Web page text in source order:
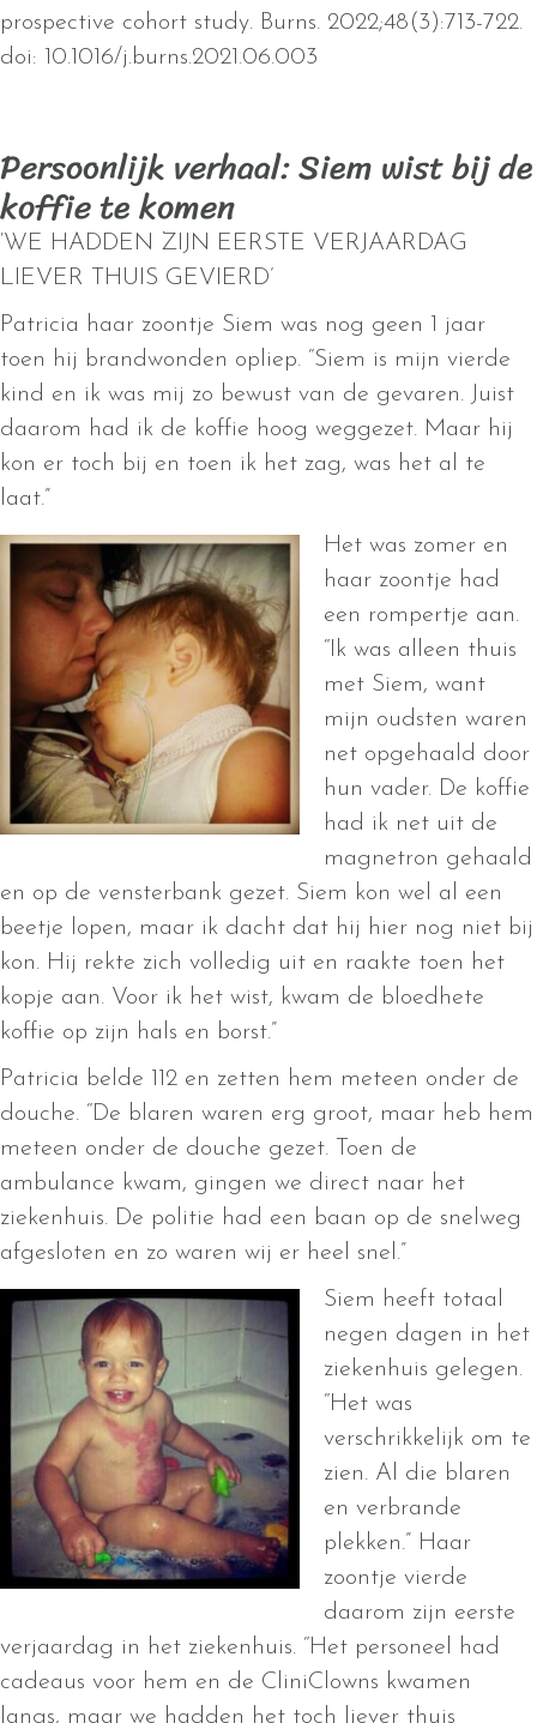
prospective cohort study. Burns. 2022;48(3):713-722.
doi: 10.1016/j.burns.2021.06.003
Persoonlijk verhaal: Siem wist bij de
koffie te komen
‘WE HADDEN ZIJN EERSTE VERJAARDAG
LIEVER THUIS GEVIERD’
Patricia haar zoontje Siem was nog geen 1 jaar
toen hij brandwonden opliep. “Siem is mijn vierde
kind en ik was mij zo bewust van de gevaren. Juist
daarom had ik de koffie hoog weggezet. Maar hij
kon er toch bij en toen ik het zag, was het al te
laat.”
Het was zomer en
haar zoontje had
een rompertje aan.
“Ik was alleen thuis
met Siem, want
mijn oudsten waren
net opgehaald door
hun vader. De koffie
had ik net uit de
magnetron gehaald
en op de vensterbank gezet. Siem kon wel al een
beetje lopen, maar ik dacht dat hij hier nog niet bij
kon. Hij rekte zich volledig uit en raakte toen het
kopje aan. Voor ik het wist, kwam de bloedhete
koffie op zijn hals en borst.”
Patricia belde 112 en zetten hem meteen onder de
douche. “De blaren waren erg groot, maar heb hem
meteen onder de douche gezet. Toen de
ambulance kwam, gingen we direct naar het
ziekenhuis. De politie had een baan op de snelweg
afgesloten en zo waren wij er heel snel.”
Siem heeft totaal
negen dagen in het
ziekenhuis gelegen.
“Het was
verschrikkelijk om te
zien. Al die blaren
en verbrande
plekken.” Haar
zoontje vierde
daarom zijn eerste
verjaardag in het ziekenhuis. “Het personeel had
cadeaus voor hem en de CliniClowns kwamen
langs, maar we hadden het toch liever thuis